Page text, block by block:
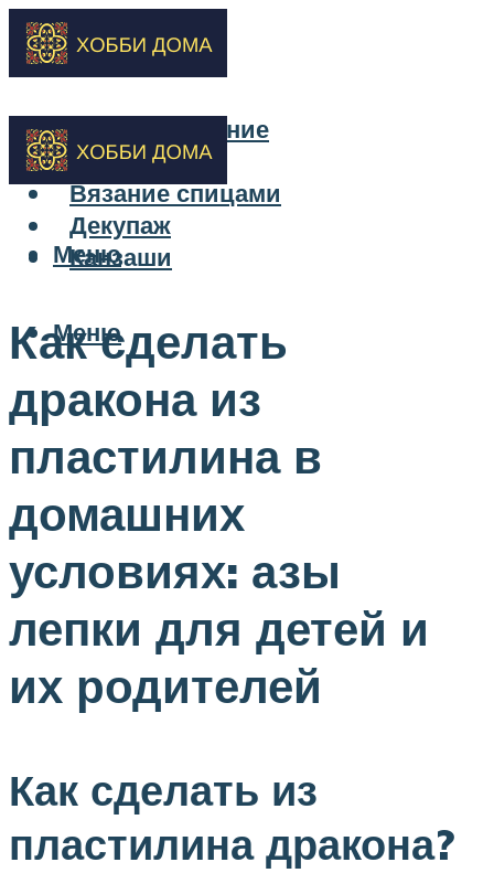
Бисероплетение
Вышивка
Вязание спицами
Декупаж
Канзаши
Меню
Меню
Как сделать
дракона из
пластилина в
домашних
условиях: азы
лепки для детей и
их родителей
Как сделать из
пластилина дракона?